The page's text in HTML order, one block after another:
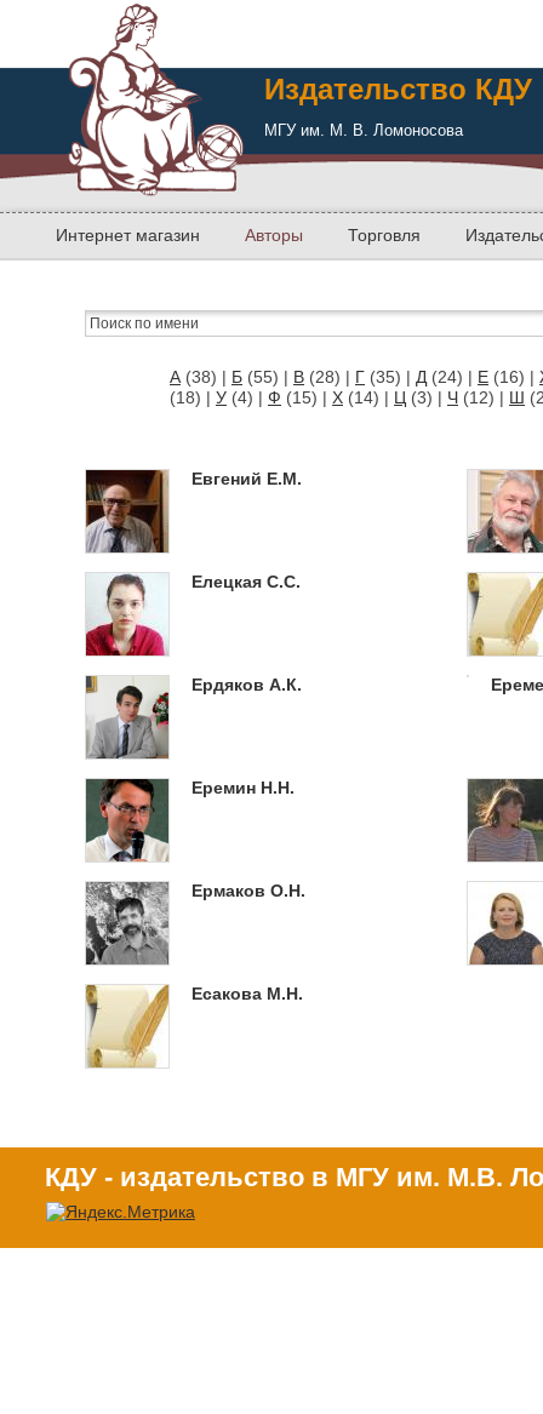
Издательство КДУ
МГУ им. М. В. Ломоносова
Интернет магазин Авторы Торговля
А (38) | Б (55) | В (28) | Г (35) | Д (24) | Е (16) |
(18) | У (4) | Ф (15) | Х (14) | Ц (3) | Ч (12) | Ш
Евгений Е.М.
Елецкая С.С.
Ердяков А.К.
Еремин Н.Н.
Ермаков О.Н.
Есакова М.Н.
КДУ - издательство в МГУ им. М.В.